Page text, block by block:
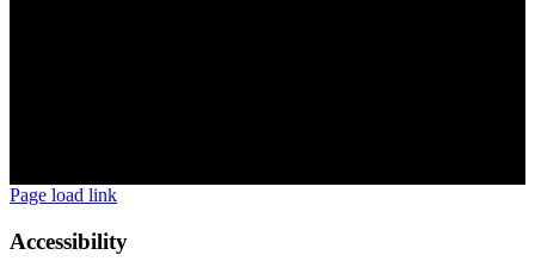
Page load link
Accessibility